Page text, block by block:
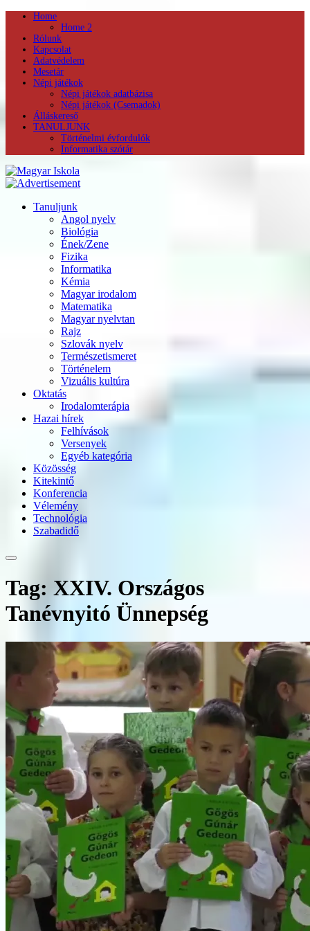
Home
Home 2
Rólunk
Kapcsolat
Adatvédelem
Mesetár
Népi játékok
Népi játékok adatbázisa
Népi játékok (Csemadok)
Álláskereső
TANULJUNK
Történelmi évfordulók
Informatika szótár
Tanuljunk
Angol nyelv
Biológia
Ének/Zene
Fizika
Informatika
Kémia
Magyar irodalom
Matematika
Magyar nyelvtan
Rajz
Szlovák nyelv
Természetismeret
Történelem
Vizuális kultúra
Oktatás
Irodalomterápia
Hazai hírek
Felhívások
Versenyek
Egyéb kategória
Közösség
Kitekintő
Konferencia
Vélemény
Technológia
Szabadidő
Tag: XXIV. Országos
Tanévnyitó Ünnepség